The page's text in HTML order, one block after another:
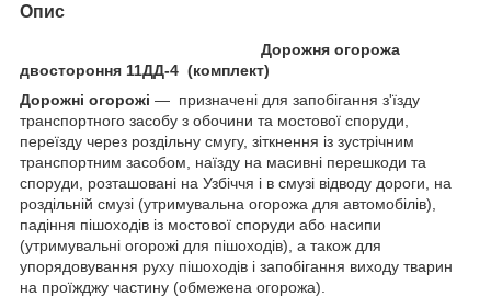
Опис
Дорожня огорожа
двостороння 11ДД-4 (комплект)
Дорожні огорожі — призначені для запобігання з'їзду
транспортного засобу з обочини та мостової споруди,
переїзду через роздільну смугу, зіткнення із зустрічним
транспортним засобом, наїзду на масивні перешкоди та
споруди, розташовані на Узбіччя і в смузі відводу дороги, на
роздільній смузі (утримувальна огорожа для автомобілів),
падіння пішоходів із мостової споруди або насипи
(утримувальні огорожі для пішоходів), а також для
упорядовування руху пішоходів і запобігання виходу тварин
на проїжджу частину (обмежена огорожа).